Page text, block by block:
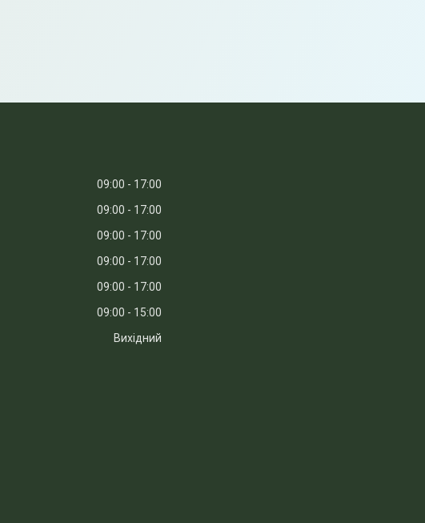
09:00
17:00
09:00
17:00
09:00
17:00
09:00
17:00
09:00
17:00
09:00
15:00
Вихідний